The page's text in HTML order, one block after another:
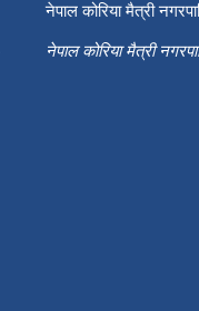
नेपाल कोरिया मैत्री
नेपाल कोरिया मैत्री